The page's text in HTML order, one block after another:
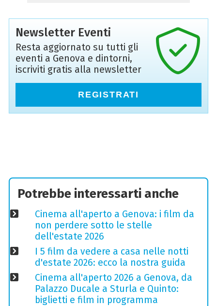
Newsletter Eventi
Resta aggiornato su tutti gli
eventi a Genova e dintorni,
iscriviti gratis alla newsletter
REGISTRATI
Potrebbe interessarti anche
Cinema all'aperto a Genova: i film da
non perdere sotto le stelle
dell'estate 2026
I 5 film da vedere a casa nelle notti
d'estate 2026: ecco la nostra guida
Cinema all'aperto 2026 a Genova, da
Palazzo Ducale a Sturla e Quinto:
biglietti e film in programma